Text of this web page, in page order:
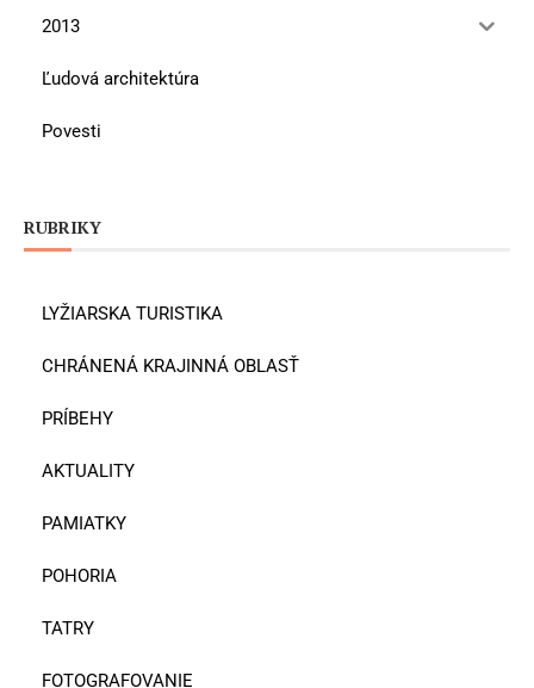
2013
Ľudová architektúra
Povesti
RUBRIKY
LYŽIARSKA TURISTIKA
CHRÁNENÁ KRAJINNÁ OBLASŤ
PRÍBEHY
AKTUALITY
PAMIATKY
POHORIA
TATRY
FOTOGRAFOVANIE